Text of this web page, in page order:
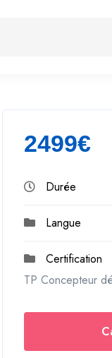
2499€
Durée
Langue
Certification
TP Concepteur